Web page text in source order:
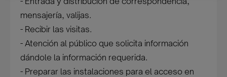
mensajería, valijas.
- Recibir las visitas.
- Atención al público que solicita información
dándole la información requerida.
- Preparar las instalaciones para el acceso en